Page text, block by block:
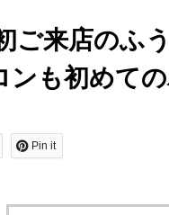
ご来店のふ
も初めて
Pin it